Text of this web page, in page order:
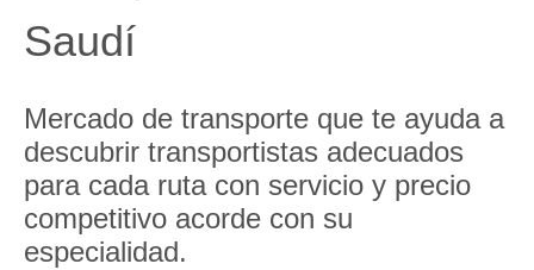
Saudí
Mercado de transporte que te ayuda a
descubrir transportistas adecuados
para cada ruta con servicio y precio
competitivo acorde con su
especialidad.